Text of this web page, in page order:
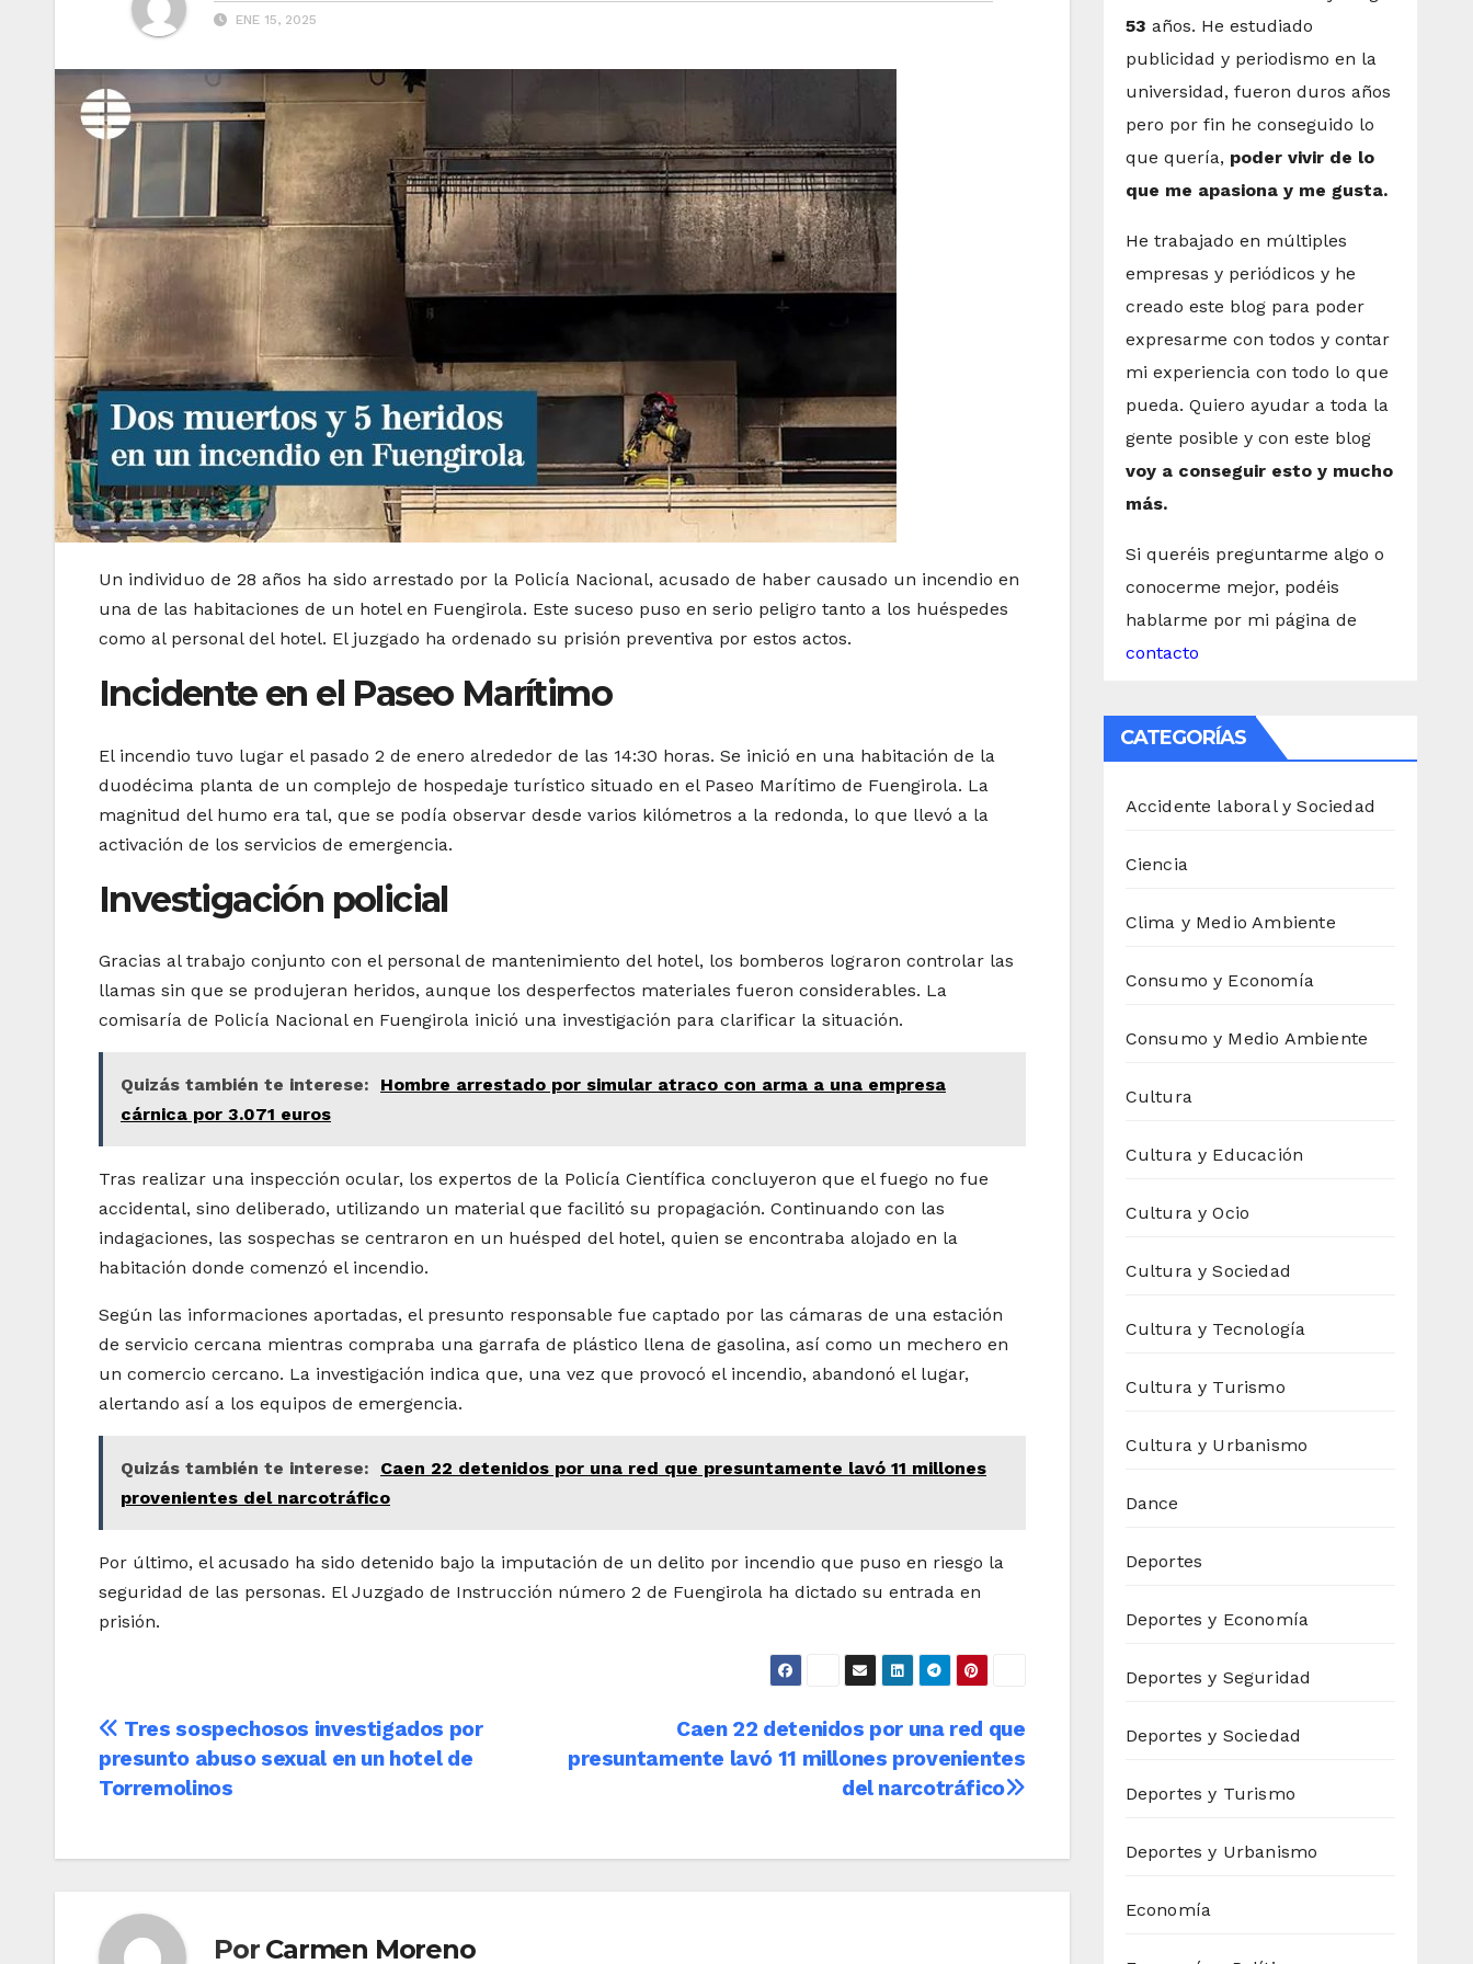
ENE 15, 2025
Un individuo de 28 años ha sido arrestado por la Policía Nacional, acusado de haber causado un incendio en
una de las habitaciones de un hotel en Fuengirola. Este suceso puso en serio peligro tanto a los huéspedes
como al personal del hotel. El juzgado ha ordenado su prisión preventiva por estos actos.
Incidente en el Paseo Marítimo
El incendio tuvo lugar el pasado 2 de enero alrededor de las 14:30 horas. Se inició en una habitación de la
duodécima planta de un complejo de hospedaje turístico situado en el Paseo Marítimo de Fuengirola. La
magnitud del humo era tal, que se podía observar desde varios kilómetros a la redonda, lo que llevó a la
activación de los servicios de emergencia.
Investigación policial
Gracias al trabajo conjunto con el personal de mantenimiento del hotel, los bomberos lograron controlar las
llamas sin que se produjeran heridos, aunque los desperfectos materiales fueron considerables. La
comisaría de Policía Nacional en Fuengirola inició una investigación para clarificar la situación.
Quizás también te interese:
Hombre arrestado por simular atraco con arma a una empresa
cárnica por 3.071 euros
Tras realizar una inspección ocular, los expertos de la Policía Científica concluyeron que el fuego no fue
accidental, sino deliberado, utilizando un material que facilitó su propagación. Continuando con las
indagaciones, las sospechas se centraron en un huésped del hotel, quien se encontraba alojado en la
habitación donde comenzó el incendio.
Según las informaciones aportadas, el presunto responsable fue captado por las cámaras de una estación
de servicio cercana mientras compraba una garrafa de plástico llena de gasolina, así como un mechero en
un comercio cercano. La investigación indica que, una vez que provocó el incendio, abandonó el lugar,
alertando así a los equipos de emergencia.
Quizás también te interese:
Caen 22 detenidos por una red que presuntamente lavó 11 millones
provenientes del narcotráfico
Por último, el acusado ha sido detenido bajo la imputación de un delito por incendio que puso en riesgo la
seguridad de las personas. El Juzgado de Instrucción número 2 de Fuengirola ha dictado su entrada en
prisión.
Navegación
de
Caen 22 detenidos por una red que
presuntamente lavó 11 millones provenientes
del narcotráfico
Tres sospechosos investigados por
presunto abuso sexual en un hotel de
Torremolinos
Por Carmen Moreno
53 años. He estudiado
publicidad y periodismo en la
universidad, fueron duros años
pero por fin he conseguido lo
que quería, poder vivir de lo
que me apasiona y me gusta.
He trabajado en múltiples
empresas y periódicos y he
creado este blog para poder
expresarme con todos y contar
mi experiencia con todo lo que
pueda. Quiero ayudar a toda la
gente posible y con este blog
voy a conseguir esto y mucho
más.
Si queréis preguntarme algo o
conocerme mejor, podéis
hablarme por mi página de
contacto
CATEGORÍAS
Accidente laboral y Sociedad
Ciencia
Clima y Medio Ambiente
Consumo y Economía
Consumo y Medio Ambiente
Cultura
Cultura y Educación
Cultura y Ocio
Cultura y Sociedad
Cultura y Tecnología
Cultura y Turismo
Cultura y Urbanismo
Dance
Deportes
Deportes y Economía
Deportes y Seguridad
Deportes y Sociedad
Deportes y Turismo
Deportes y Urbanismo
Economía